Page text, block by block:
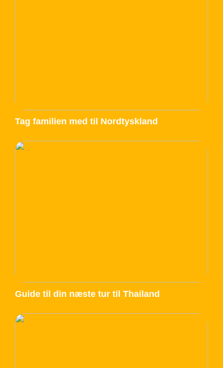
Tag familien med til Nordtyskland
Guide til din næste tur til Thailand